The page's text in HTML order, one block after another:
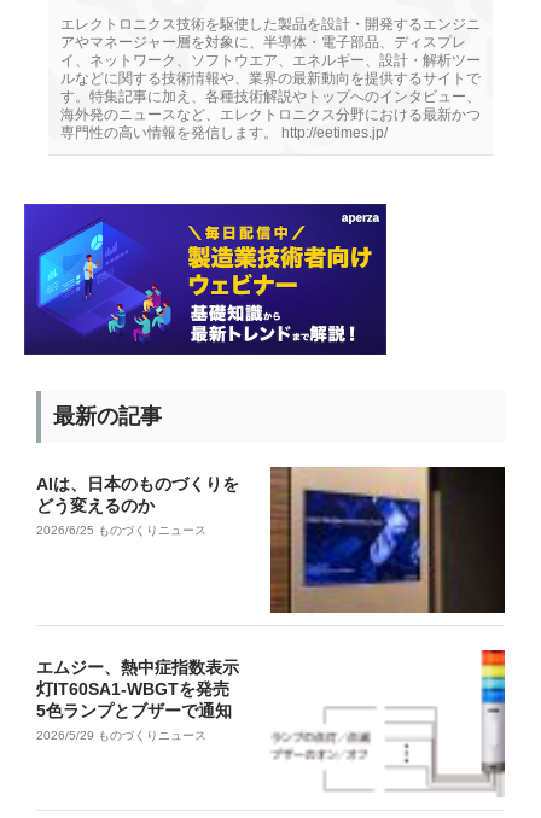
エレクトロニクス技術を駆使した製品を設計・開発するエンジニ
アやマネージャー層を対象に、半導体・電子部品、ディスプレ
イ、ネットワーク、ソフトウエア、エネルギー、設計・解析ツー
ルなどに関する技術情報や、業界の最新動向を提供するサイトで
す。特集記事に加え、各種技術解説やトップへのインタビュー、
海外発のニュースなど、エレクトロニクス分野における最新かつ
専門性の高い情報を発信します。 http://eetimes.jp/
最新の記事
AIは、日本のものづくりを
どう変えるのか
2026/6/25 ものづくりニュース
エムジー、熱中症指数表示
灯IT60SA1-WBGTを発売
5色ランプとブザーで通知
2026/5/29 ものづくりニュース